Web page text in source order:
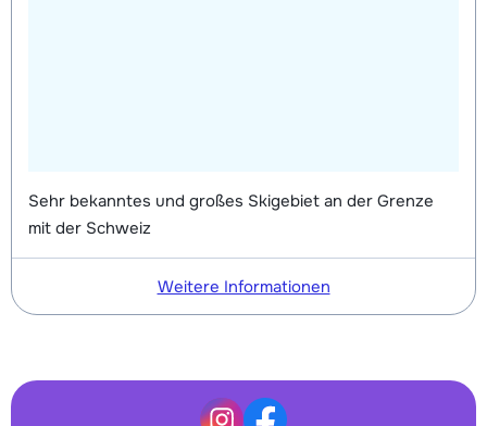
Sehr bekanntes und großes Skigebiet an der Grenze
mit der Schweiz
Weitere Informationen